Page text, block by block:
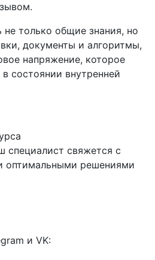
не только общие знания, но
документы и алгоритмы,
напряжение, которое
состоянии внутренней
специалист свяжется с
оптимальными решениями
и VK: